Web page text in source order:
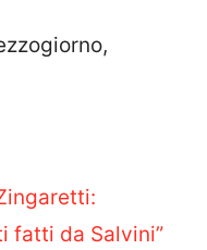
fatti da Salvini”